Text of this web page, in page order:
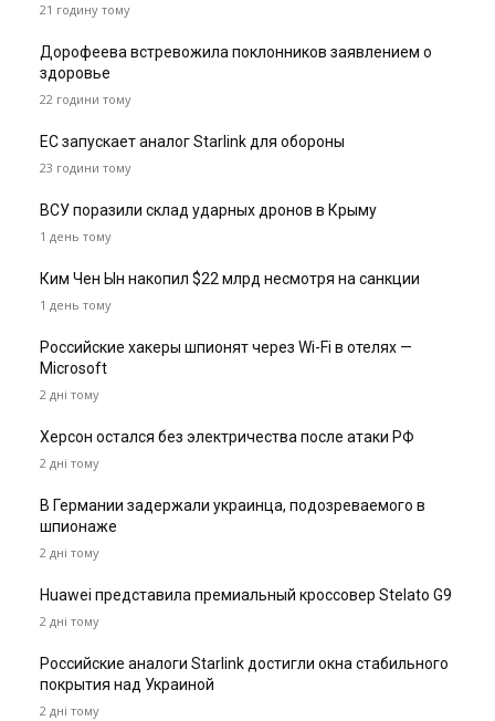
21 годину тому
Дорофеева встревожила поклонников заявлением о
здоровье
22 години тому
ЕС запускает аналог Starlink для обороны
23 години тому
ВСУ поразили склад ударных дронов в Крыму
1 день тому
Ким Чен Ын накопил $22 млрд несмотря на санкции
1 день тому
Российские хакеры шпионят через Wi-Fi в отелях —
Microsoft
2 дні тому
Херсон остался без электричества после атаки РФ
2 дні тому
В Германии задержали украинца, подозреваемого в
шпионаже
2 дні тому
Huawei представила премиальный кроссовер Stelato G9
2 дні тому
Российские аналоги Starlink достигли окна стабильного
покрытия над Украиной
2 дні тому